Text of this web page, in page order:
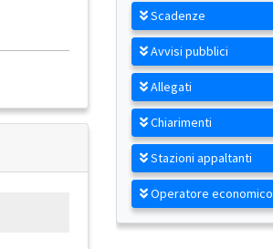
Scadenze
Avvisi pubblici
Allegati
Chiarimenti
Stazioni appaltanti
Operatore economico